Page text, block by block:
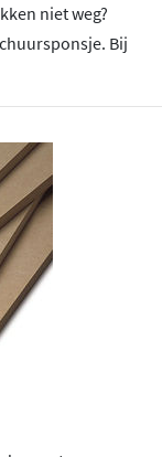
niet weg?
Bij